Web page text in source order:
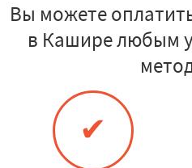
Вы можете
в Кашире любым
✔